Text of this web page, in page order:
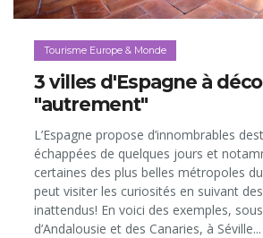
Tourisme Europe & Monde
3 villes d'Espagne à
"autrement"
L’Espagne propose d’innombrables
échappées de quelques jours et
certaines des plus belles métropoles
peut visiter les curiosités en suivant
inattendus! En voici des exemples,
d’Andalousie et des Canaries, à Séville...